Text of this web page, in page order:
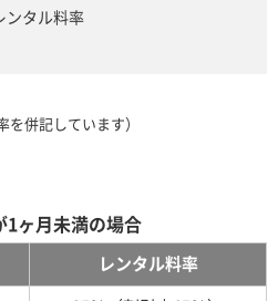
ンタル料率
を併記しています）
1ヶ月未満の場合
レンタル料率